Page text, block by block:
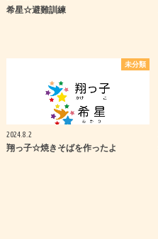
希星☆避難訓練
未分類
2024.8.2
翔っ子☆焼きそばを作ったよ